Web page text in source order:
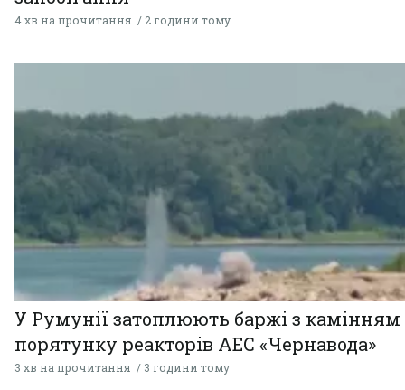
4 хв на прочитання 2 години тому
У Румунії затоплюють баржі з
порятунку реакторів АЕС «Чернавода»
3 хв на прочитання 3 години тому